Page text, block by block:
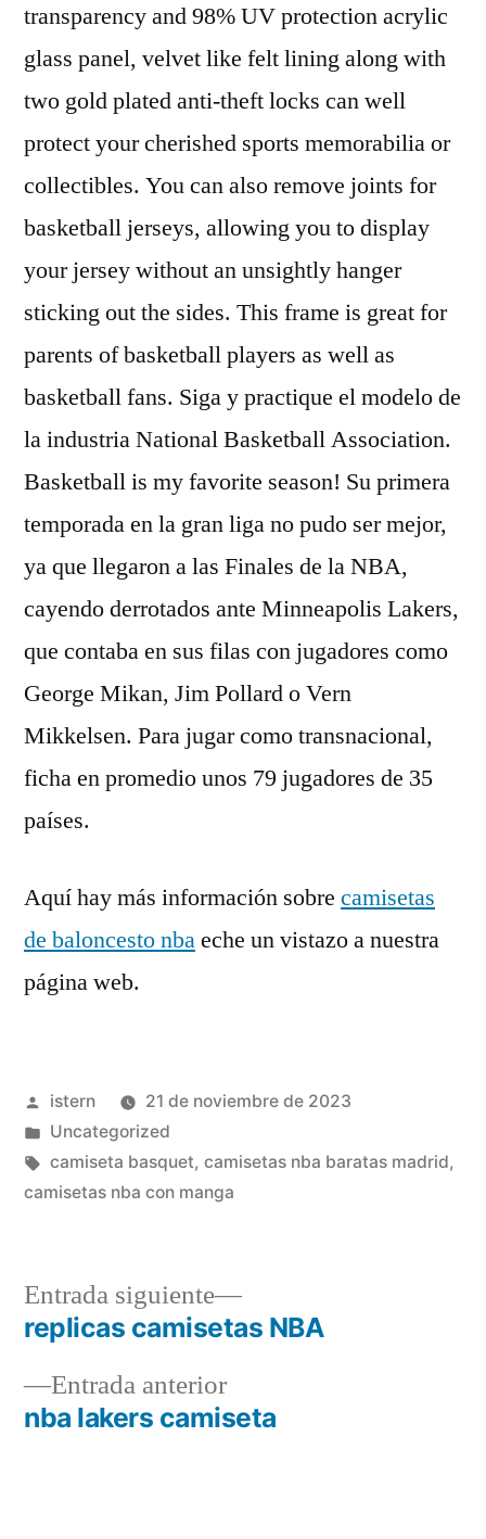
transparency and 98% UV protection acrylic
glass panel, velvet like felt lining along with
two gold plated anti-theft locks can well
protect your cherished sports memorabilia or
collectibles. You can also remove joints for
basketball jerseys, allowing you to display
your jersey without an unsightly hanger
sticking out the sides. This frame is great for
parents of basketball players as well as
basketball fans. Siga y practique el modelo de
la industria National Basketball Association.
Basketball is my favorite season! Su primera
temporada en la gran liga no pudo ser mejor,
ya que llegaron a las Finales de la NBA,
cayendo derrotados ante Minneapolis Lakers,
que contaba en sus filas con jugadores como
George Mikan, Jim Pollard o Vern
Mikkelsen. Para jugar como transnacional,
ficha en promedio unos 79 jugadores de 35
países.
Aquí hay más información sobre camisetas
de baloncesto nbaeche un vistazo a nuestra
página web.
Publicado
por
istern
21 de noviembre de 2023
Publicado
en
Uncategorized
Etiquetas:
camiseta basquet, camisetas nba baratas madrid,
camisetas nba con manga
Navegación
deEntrada anteriorEntrada
anterior:
nba lakers camiseta
Entrada siguiente
Entrada
siguiente:
replicas camisetas NBA